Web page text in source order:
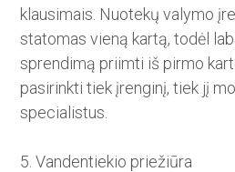
klausimais. Nuotekų valymo
statomas vieną kartą, todėl
sprendimą priimti iš pirmo
pasirinkti tiek įrenginį, tiek jį
specialistus.
5. Vandentiekio priežiūra